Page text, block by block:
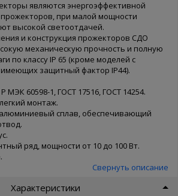
являются энергоэффективной
при малой мощности
высокой светоотдачей.
и конструкция прожекторов СДО
механическую прочность и полную
по классу IP 65 (кроме моделей с
защитный фактор IP44).
МЭК 60598-1, ГОСТ 17516, ГОСТ 14254.
монтаж.
сплав, обеспечивающий
ряд, мощности от 10 до 100 Вт.
Свернуть описание
Характеристики